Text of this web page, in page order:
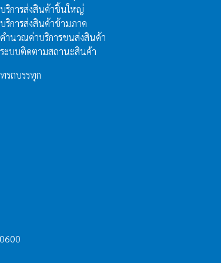
บริการส่งสินค้าชิ้นใหญ่
บริการส่งสินค้าข้ามภาค
คำนวณค่าบริการขนส่งสินค้า
ระบบติดตามสถานะสินค้า
รถบรรทุก